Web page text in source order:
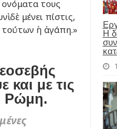
Η
τους
δὲ μένει πίστις,
τούτων ἡ ἀγάπη.»
και με τις
Ρώμη.